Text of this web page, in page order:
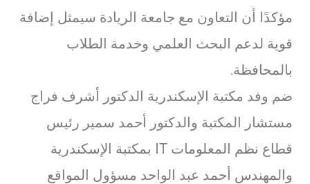
مؤكدًا أن التعاون مع جامعة الريادة سيمثل إضافة
قوية لدعم البحث العلمي وخدمة الطلاب
بالمحافظة.
ضم وفد مكتبة الإسكندرية الدكتور أشرف فراج
مستشار المكتبة والدكتور أحمد سمير رئيس
قطاع نظم المعلومات IT بمكتبة الإسكندرية
والمهندس أحمد عبد الواحد مسؤول المواقع